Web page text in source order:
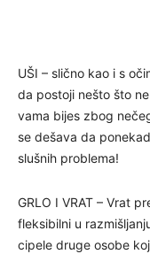
UŠI – slično kao i s
da postoji nešto što
vama bijes zbog
se dešava da
slušnih problema!
GRLO I VRAT – Vrat
fleksibilni u
cipele druge osobe